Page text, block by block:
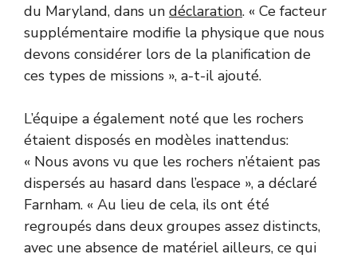
du Maryland, dans un déclaration. « Ce facteur
supplémentaire modifie la physique que nous
devons considérer lors de la planification de
ces types de missions », a-t-il ajouté.
L’équipe a également noté que les rochers
étaient disposés en modèles inattendus:
« Nous avons vu que les rochers n’étaient pas
dispersés au hasard dans l’espace », a déclaré
Farnham. « Au lieu de cela, ils ont été
regroupés dans deux groupes assez distincts,
avec une absence de matériel ailleurs, ce qui